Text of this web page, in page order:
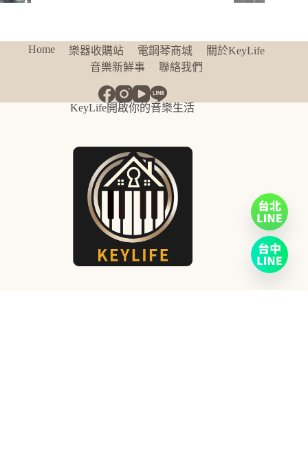
Home 樂器收購站 電鋼琴商城
關於KeyLife
音樂新鮮事
聯絡我們
KeyLife開啟你的音樂生活